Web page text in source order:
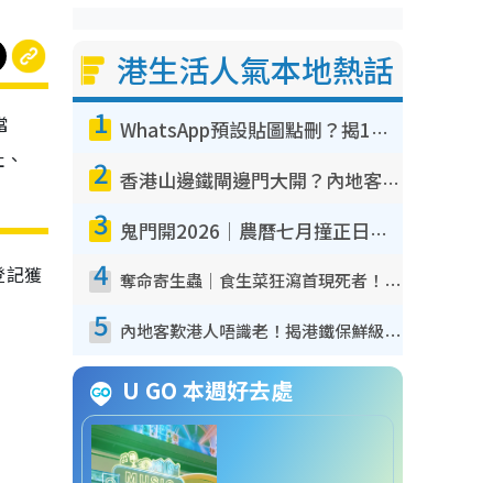
記獲
港生活人氣本地熱話
1 WhatsApp預設貼圖點刪？揭1招「反向操作」還原簡潔介面 附3步實測教學
2 香港山邊鐵閘邊門大開？內地客困惑意義何在！網民神回覆：呢種叫法理性防禦
3 鬼門開2026｜農曆七月撞正日全食特別邪？專家警告切忌做一事！揭4大禁忌+2招保平安
4 奪命寄生蟲｜食生菜狂瀉首現死者！疫潮惡化錄1.8萬宗病例 揭洗菜3大謬誤
5 內地客歎港人唔識老！揭港鐵保鮮級冷氣 港人求放過：咪投訴
U GO 本週好去處